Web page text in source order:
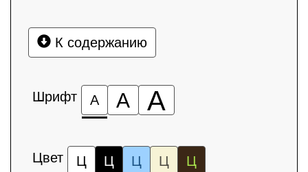
К содержанию
Шрифт А А А
Цвет Ц Ц Ц Ц Ц